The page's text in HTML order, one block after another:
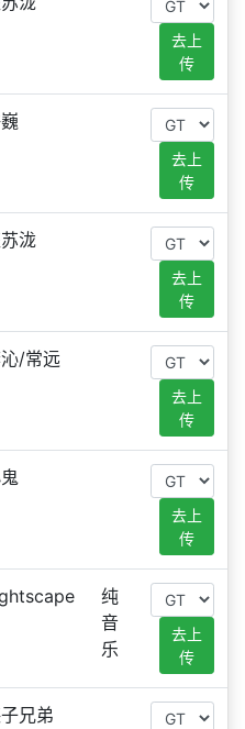
去上
传
去上
传
泷
去上
传
/常远
去上
传
去上
传
纯
音
乐
去上
传
兄弟